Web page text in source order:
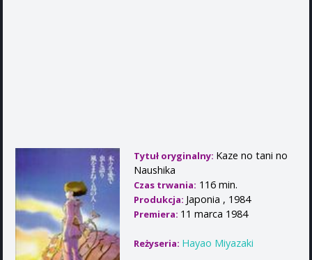
Tytuł oryginalny: Kaze no tani no
Naushika
Czas trwania: 116 min.
Produkcja: Japonia , 1984
Premiera: 11 marca 1984
Reżyseria: Hayao Miyazaki